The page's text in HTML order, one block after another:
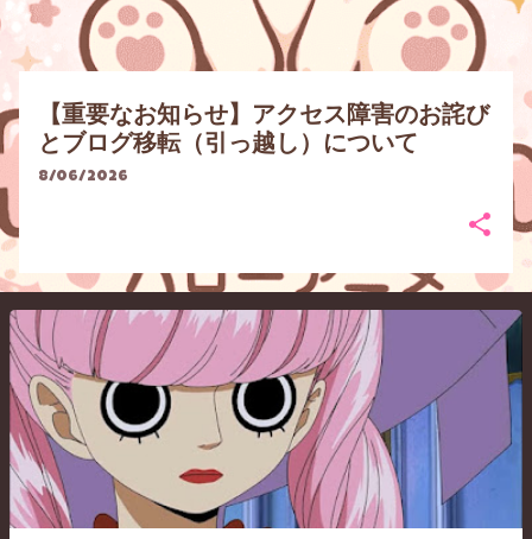
【重要なお知らせ】アクセス障害のお詫び
とブログ移転（引っ越し）について
8/06/2026